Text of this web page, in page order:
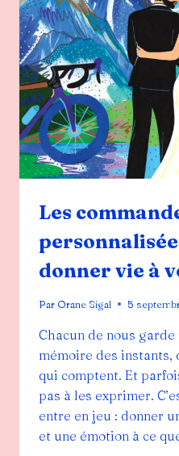
Les
donner vie à
Par Orane Sigal 5
Chacun de nous
mémoire des instants,
qui comptent. Et
pas à les exprimer.
entre en jeu : donner
et une émotion à ce